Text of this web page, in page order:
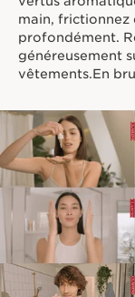
main, frictionnez
profondément.
généreusement
vêtements.En